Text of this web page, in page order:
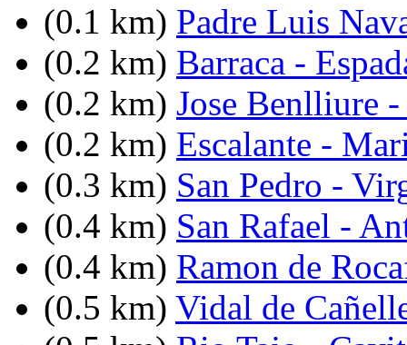
(0.1 km) Padre Luis
(0.2 km) Barraca -
(0.2 km) Jose Benlliure
(0.2 km) Escalante -
(0.3 km) San Pedro -
(0.4 km) San Rafael -
(0.4 km) Ramon de
(0.5 km) Vidal de